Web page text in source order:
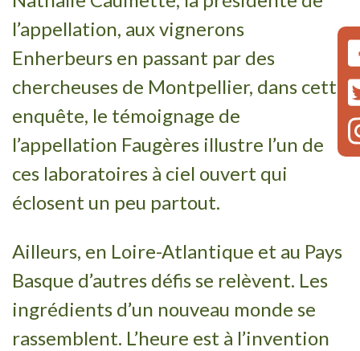
l’appellation, aux vignerons
Enherbeurs en passant par des
chercheuses de Montpellier, dans cette
enquête, le témoignage de
l’appellation Faugères illustre l’un de
ces laboratoires à ciel ouvert qui
éclosent un peu partout.
Ailleurs, en Loire-Atlantique et au Pays
Basque d’autres défis se relèvent. Les
ingrédients d’un nouveau monde se
rassemblent. L’heure est à l’invention